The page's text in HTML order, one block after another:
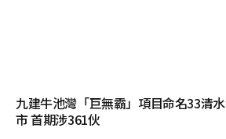
九建牛池灣「巨無霸」項目命名33清
市 首期涉361伙